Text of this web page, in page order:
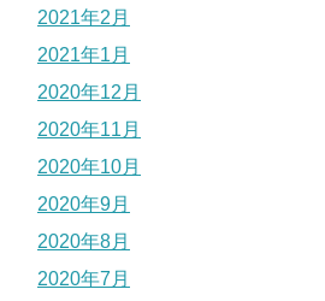
2021年2月
2021年1月
2020年12月
2020年11月
2020年10月
2020年9月
2020年8月
2020年7月